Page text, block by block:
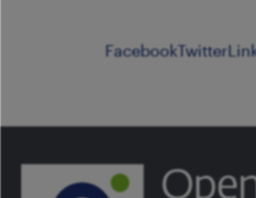
FacebookTwitter